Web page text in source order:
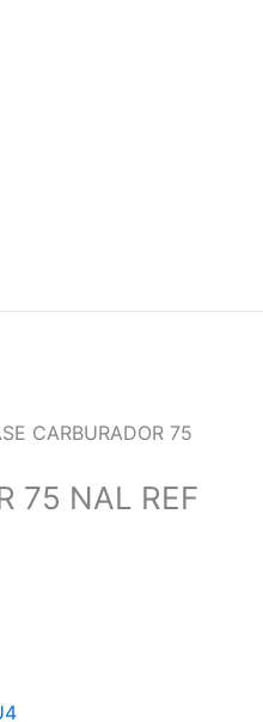
CARBURADOR 75
75 NAL REF